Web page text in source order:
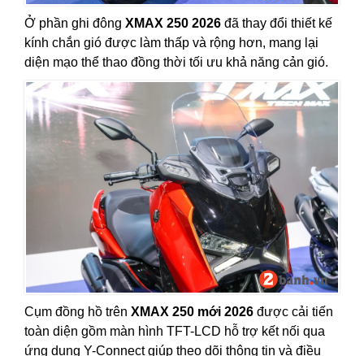
Ở phần ghi đông XMAX 250 2026 đã thay đổi thiết kế
kính chắn gió được làm thấp và rộng hơn, mang lại
diện mạo thể thao đồng thời tối ưu khả năng cản gió.
Cụm đồng hồ trên XMAX 250 mới 2026 được cải tiến
toàn diện gồm màn hình TFT-LCD hỗ trợ kết nối qua
ứng dụng Y-Connect giúp theo dõi thông tin và điều